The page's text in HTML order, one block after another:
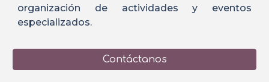
organización de actividades y eventos
especializados.
Contáctanos